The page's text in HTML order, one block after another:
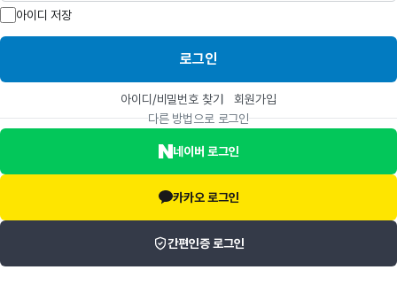
아이디 저장
로그인
아이디/비밀번호 찾기
회원가입
다른 방법으로 로그인
네이버 로그인
카카오 로그인
간편인증 로그인